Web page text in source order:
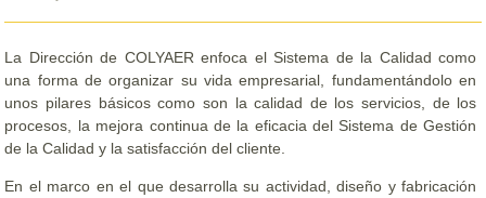
La Dirección de COLYAER enfoca el Sistema de la Calidad como
una forma de organizar su vida empresarial, fundamentándolo en
unos pilares básicos como son la calidad de los servicios, de los
procesos, la mejora continua de la eficacia del Sistema de Gestión
de la Calidad y la satisfacción del cliente.
En el marco en el que desarrolla su actividad, diseño y fabricación